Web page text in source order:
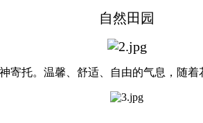
自然田园
托。温馨、舒适、自由的气息，随着